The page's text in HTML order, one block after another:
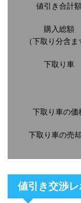
値引き合計
購入総額
（下取り分含ま
下取り車
下取り車の価
下取り車の売
値引き交渉レ